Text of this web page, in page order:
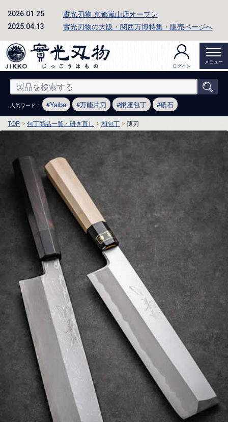
2026.01.25 實光刃物 京都嵐山店オープン
2025.04.13 實光刃物の大阪・関西万博特集・販売ページへ
ログイン
メニュー
人気ワード ： Yaiba 万能片刃 銀座包丁 砥石
TOP 包丁商品一覧・研ぎ直し 和包丁 薄刃